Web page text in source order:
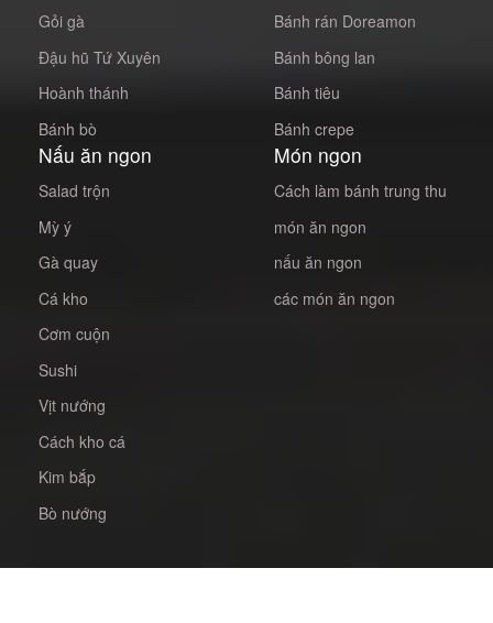
Gỏi gà
Đậu hũ Tứ Xuyên
Hoành thánh
Bánh bò
Bánh rán Doreamon
Bánh bông lan
Bánh tiêu
Bánh crepe
Nấu ăn ngon
Salad trộn
Mỳ ý
Gà quay
Cá kho
Cơm cuộn
Sushi
Vịt nướng
Cách kho cá
Kim bắp
Bò nướng
Món ngon
Cách làm bánh trung thu
món ăn ngon
nấu ăn ngon
các món ăn ngon